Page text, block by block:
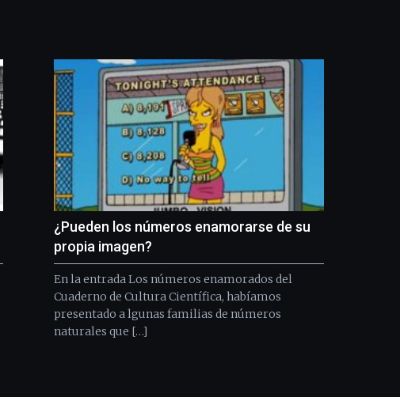
Plaza
festival
ciudad
de
monólogos,
exposiciones,
conferencias,
y
espectáculos
del
¿Pueden los números enamorarse de su
propia imagen?
En la entrada Los números enamorados del
Cuaderno de Cultura Científica, habíamos
presentado a lgunas familias de números
naturales que […]